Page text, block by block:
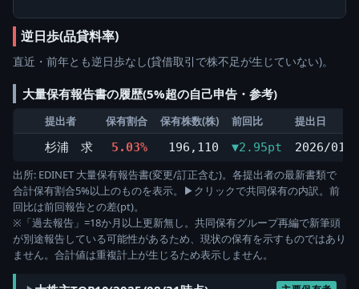
逆日歩(品貸料率)
直近・前年とも逆日歩なし(貸借取引で株不足が生じていない)。
大量保有報告書の履歴(5%超の自己申告・参考)
提出者 保有割合 保有株数(株) 前回比
提出日
杉浦 求
5.03% 196,110 ▼2.95pt
2026/01/
出所: EDINET 大量保有報告書(変更/訂正含む)。各提出者の最新書類で
合計保有割合5%以上のものを表示。▶クリックで共同保有の内訳。前
回比は前回報告との差(pt)。
※「過去報告」=18か月以上更新無し。共同保有グループ再編で新筆頭
が別途報告している可能性があるため、現状の保有を示すものではあり
ません。合計値は重複計上が生じるため表示しません。